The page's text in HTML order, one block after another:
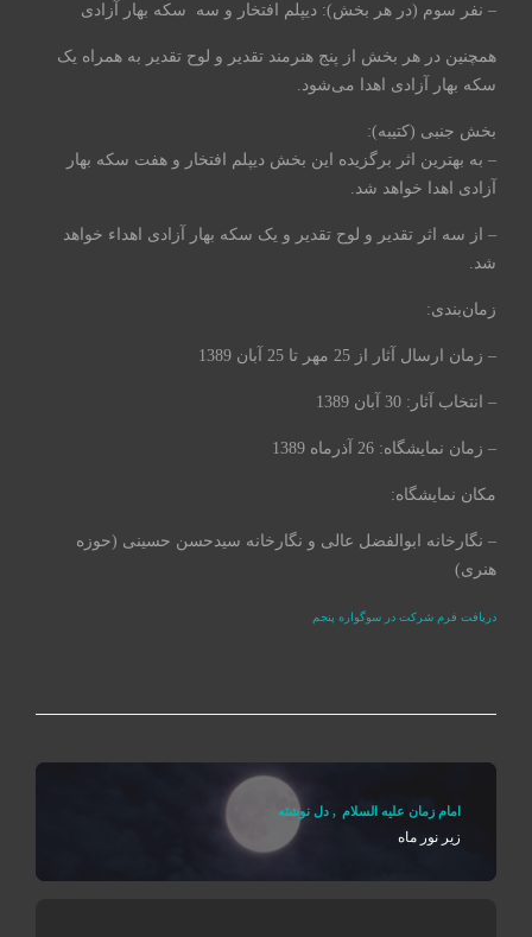
– نفر سوم (در هر بخش): دیپلم افتخار و سه سکه بهار آزادی
همچنین در هر بخش از پنج هنرمند تقدیر و لوح تقدیر به همراه یک
سکه بهار آزادی اهدا می‌شود.
بخش جنبی (کتیبه):
– به بهترین اثر برگزیده این بخش دیپلم افتخار و هفت سکه بهار
آزادی اهدا خواهد شد.
– از سه اثر تقدیر و لوح تقدیر و یک سکه بهار آزادی اهداء خواهد
شد.
زمان‌بندی:
– زمان ارسال آثار از 25 مهر تا 25 آبان 1389
– انتخاب آثار: 30 آبان 1389
– زمان نمایشگاه: 26 آذرماه 1389
مکان نمایشگاه:
– نگارخانه ابوالفضل عالی و نگارخانه سیدحسن حسینی (حوزه‌
هنری)
دریافت فرم شرکت در سوگواره پنجم
امام زمان علیه السلام , دل نوشته
زیر نور ماه